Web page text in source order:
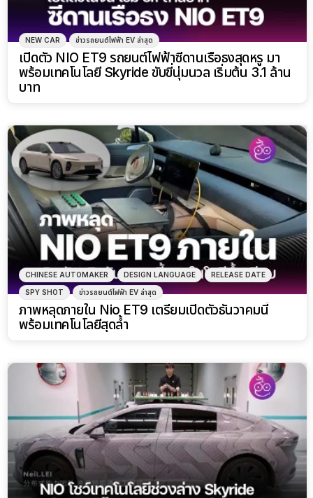
NEW CAR ข่าวรถยนต์ไฟฟ้า EV ล่าสุด
เปิดตัว NIO ET9 รถยนต์ไฟฟ้าซีดานเรือธงสุดหรู มา
พร้อมเทคโนโลยี Skyride ขับขี่นุ่มนวล เริ่มต้น 3.1 ล้าน
บาท
CHINESE AUTOMAKER DESIGN LANGUAGE RELEASE DATE
SPY SHOT ข่าวรถยนต์ไฟฟ้า EV ล่าสุด
ภาพหลุดภายใน Nio ET9 เตรียมเปิดตัวธันวาคมนี้
พร้อมเทคโนโลยีสุดล้ำ